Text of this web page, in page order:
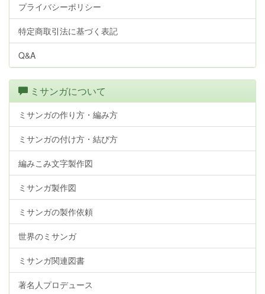
プライバシーポリシー
特定商取引法に基づく表記
Q&A
ミサンガについて
ミサンガの作り方・編み方
ミサンガの付け方・結び方
編みこみ文字製作図
ミサンガ製作図
ミサンガの製作依頼
世界のミサンガ
ミサンガ関連図書
著名人プロデュース